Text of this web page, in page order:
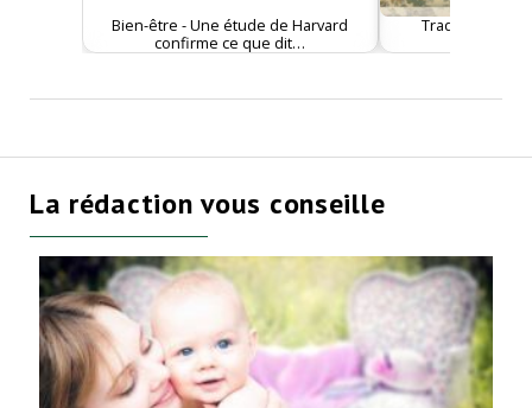
Bien-être - Une étude de Harvard
confirme ce que dit…
Tradition - Les
La rédaction vous conseille